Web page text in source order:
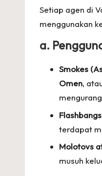
Setiap agen di
menggunakan
a.
Smokes
Omen,
Flashbangs
terdapat
Molotovs
musuh